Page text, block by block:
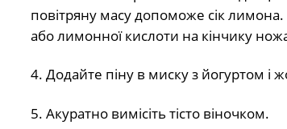
повітряну масу допоможе сік
або лимонної кислоти на кінчику
4. Додайте піну в миску з йогуртом і
5. Акуратно вимісіть тісто віночком.